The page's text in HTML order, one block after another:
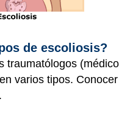
de escoliosis?
traumatólogos
varios tipos.